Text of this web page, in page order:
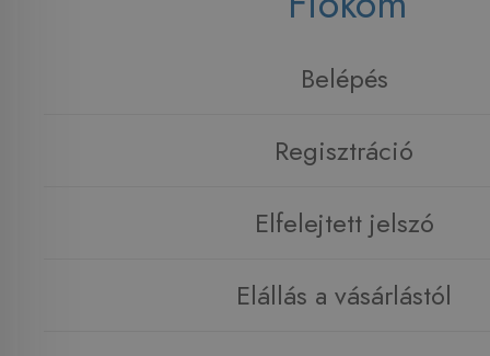
Belépés
Regisztráció
Elfelejtett jelszó
Elállás a vásárlástól